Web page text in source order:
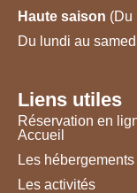
Haute saison (Du
Du lundi au
Liens utiles
Réservation en
Accueil
Les hébergements
Les activités